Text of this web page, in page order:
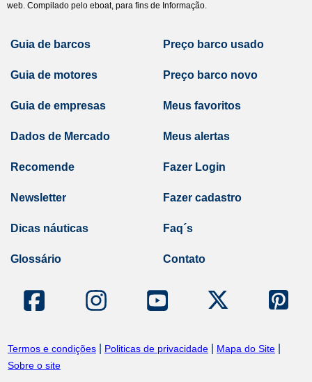
web. Compilado pelo eboat, para fins de Informação.
Guia de barcos
Guia de motores
Guia de empresas
Dados de Mercado
Preço barco usado
Preço barco novo
Meus favoritos
Meus alertas
Recomende
Newsletter
Dicas náuticas
Glossário
Fazer Login
Fazer cadastro
Faq´s
Contato
Termos e condições Politicas de privacidade Mapa do Site
Sobre o site